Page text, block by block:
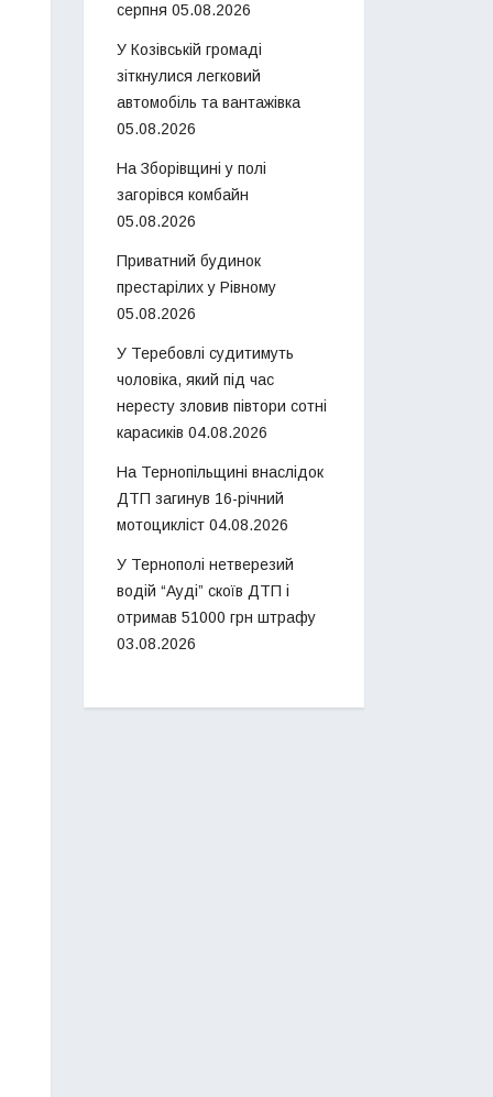
серпня 05.08.2026
У Козівській громаді
зіткнулися легковий
автомобіль та вантажівка
05.08.2026
На Зборівщині у полі
загорівся комбайн
05.08.2026
Приватний будинок
престарілих у Рівному
05.08.2026
У Теребовлі судитимуть
чоловіка, який під час
нересту зловив півтори сотні
карасиків 04.08.2026
На Тернопільщині внаслідок
ДТП загинув 16-річний
мотоцикліст 04.08.2026
У Тернополі нетверезий
водій “Ауді” скоїв ДТП і
отримав 51000 грн штрафу
03.08.2026